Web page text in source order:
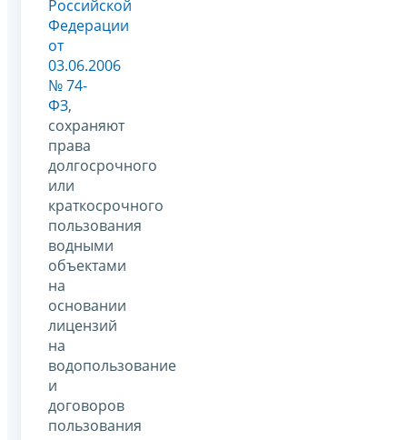
Российской
Федерации
от
03.06.2006
№ 74-
ФЗ,
сохраняют
права
долгосрочного
или
краткосрочного
пользования
водными
объектами
на
основании
лицензий
на
водопользование
и
договоров
пользования